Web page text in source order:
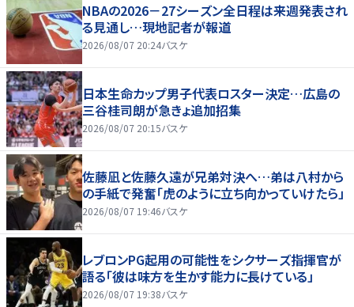
NBAの2026－27シーズン全日程は来週発表され
る見通し…現地記者が報道
2026/08/07 20:24バスケ
日本生命カップ男子代表ロスター決定…広島の
三谷桂司朗が急きょ追加招集
2026/08/07 20:15バスケ
佐藤凪と佐藤久遠が兄弟対決へ…弟は八村から
の手紙で発奮「虎のように立ち向かっていけたら」
2026/08/07 19:46バスケ
レブロンPG起用の可能性をシクサーズ指揮官が
語る「彼は味方を生かす能力に長けている」
2026/08/07 19:38バスケ